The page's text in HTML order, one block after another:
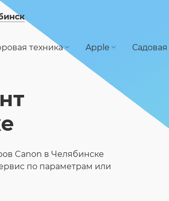
техника Apple Садовая
Canon в Челябинске
по параметрам или